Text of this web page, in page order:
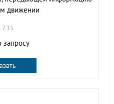
движении
7.15
запросу